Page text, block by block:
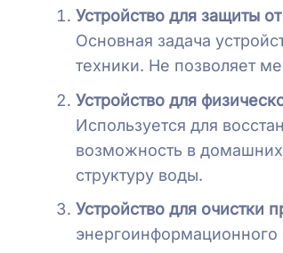
Устройство для защиты
Основная задача
техники. Не позволяет
Устройство для
Используется для
возможность в домашних
структуру воды.
Устройство для очистки
энергоинформационного